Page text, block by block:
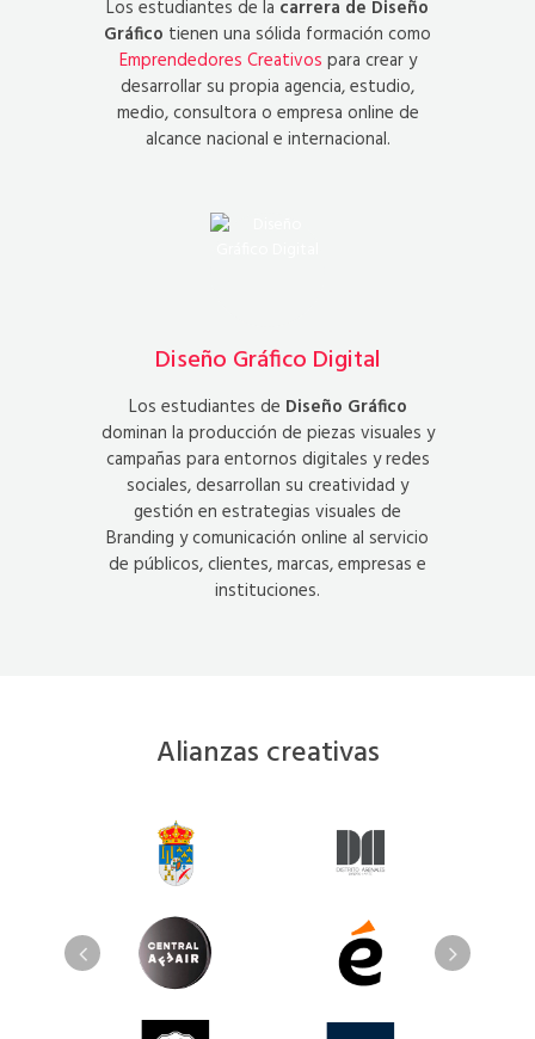
Los estudiantes de la carrera de Diseño
Gráfico tienen una sólida formación como
Emprendedores Creativos para crear y
desarrollar su propia agencia, estudio,
medio, consultora o empresa online de
alcance nacional e internacional.
Diseño Gráfico Digital
Los estudiantes de Diseño Gráfico
dominan la producción de piezas visuales y
campañas para entornos digitales y redes
sociales, desarrollan su creatividad y
gestión en estrategias visuales de
Branding y comunicación online al servicio
de públicos, clientes, marcas, empresas e
instituciones.
Alianzas creativas